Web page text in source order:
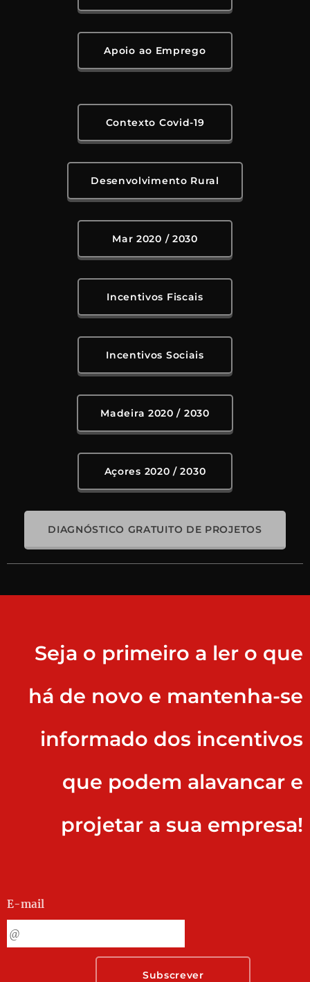
Apoio ao Emprego
Contexto Covid-19
Desenvolvimento Rural
Mar 2020 / 2030
Incentivos Fiscais
Incentivos Sociais
Madeira 2020 / 2030
Açores 2020 / 2030
DIAGNÓSTICO GRATUITO DE PROJETOS
Seja o primeiro a ler o que
há de novo e mantenha-se
informado dos incentivos
que podem alavancar e
projetar a sua empresa!
E-mail
Subscrever